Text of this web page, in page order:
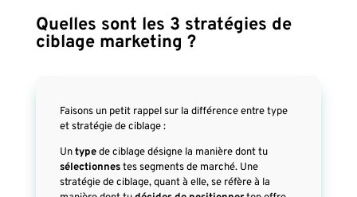
Quelles sont les 3 stratégies de
ciblage marketing ?
Faisons un petit rappel sur la différence entre type
et stratégie de ciblage :
Untypede ciblage désigne la manière dont tu
sélectionnestes segments de marché. Une
stratégie de ciblage, quant à elle, se réfère à la